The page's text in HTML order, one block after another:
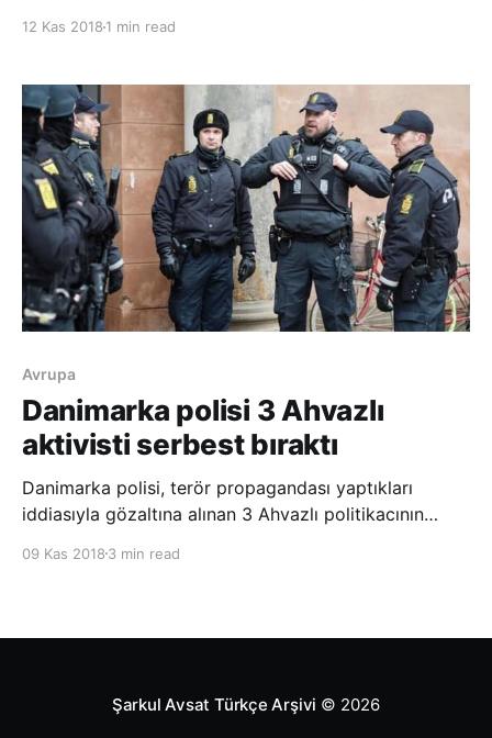
ailelerini dün çağırıp, yak
12 Kas 2018 1 min read
Avrupa
Danimarka polisi 3 Ahvazlı
aktivisti serbest bıraktı
Danimarka polisi, terör propagandası yaptıkları
iddiasıyla gözaltına alınan 3 Ahvazlı politikacının
ise muhalif Avhazlılara yönelik suikast planladığından
09 Kas 2018 3 min read
Şarkul Avsat Türkçe Arşivi © 2026